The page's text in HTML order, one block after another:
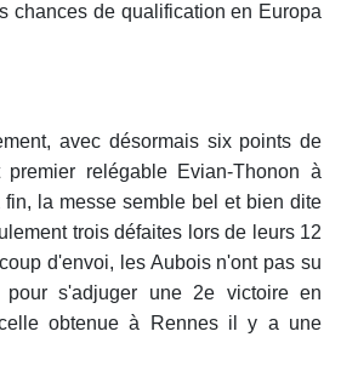
chances de qualification en Europa
avec désormais six points de
relégable Evian-Thonon à
la messe semble bel et bien dite
trois défaites lors de leurs 12
d'envoi, les Aubois n'ont pas su
s'adjuger une 2e victoire en
obtenue à Rennes il y a une